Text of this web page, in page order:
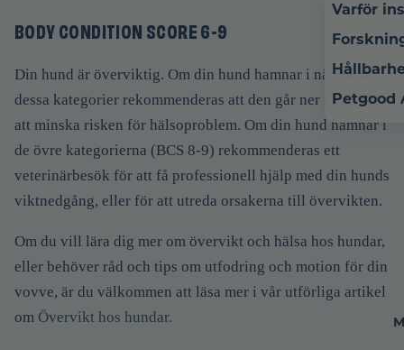
Varför
Petgood
BODY CONDITION SCORE 6-9
Din hund är överviktig. Om din hund hamnar i någon av
dessa kategorier rekommenderas att den går ner i vikt för
att minska risken för hälsoproblem. Om din hund hamnar i
de övre kategorierna (BCS 8-9) rekommenderas ett
veterinärbesök för att få professionell hjälp med din hunds
viktnedgång, eller för att utreda orsakerna till övervikten.
Om du vill lära dig mer om övervikt och hälsa hos hundar,
eller behöver råd och tips om utfodring och motion för din
vovve, är du välkommen att läsa mer i vår utförliga artikel
om Övervikt hos hundar.